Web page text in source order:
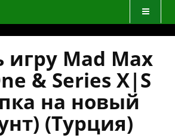
игру Mad Max
& Series X|S
на новый
(Турция)